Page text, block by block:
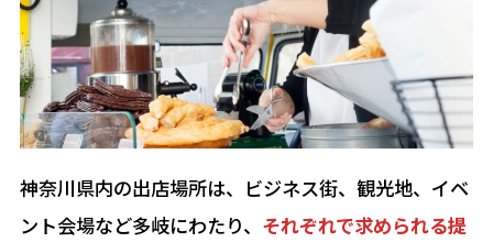
神奈川県内の出店場所は、ビジネス街、観光地、イベ
ント会場など多岐にわたり、 それぞれで求められる提